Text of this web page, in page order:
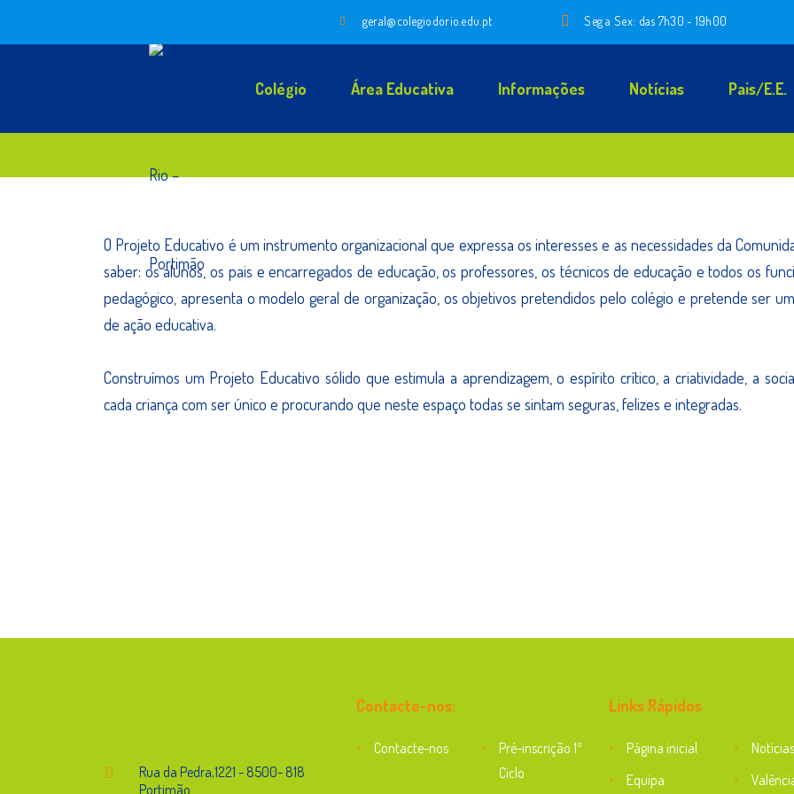
geral@colegiodorio.edu.pt Seg a Sex: das 7h30 - 19h00
Colégio Área Educativa Informações Notícias Pais/E.E.
O Projeto Educativo é um instrumento organizacional que expressa os interesses e as necessidades da
saber: os alunos, os pais e encarregados de educação, os professores, os técnicos de educação e todos os
pedagógico, apresenta o modelo geral de organização, os objetivos pretendidos pelo colégio e pretende ser
de ação educativa.
Construímos um Projeto Educativo sólido que estimula a aprendizagem, o espírito crítico, a criatividade, a
cada criança com ser único e procurando que neste espaço todas se sintam seguras, felizes e integradas.
Rua da Pedra,1221 - 8500- 818
Portimão
Contacte-nos:
Contacte-nos
Pré-inscrição 1º
Ciclo
Links Rápidos
Página inicial
Notícias
Equipa